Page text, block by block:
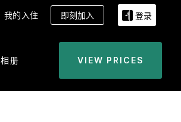
我的入住 即刻加入 登录
相册 VIEW PRICES